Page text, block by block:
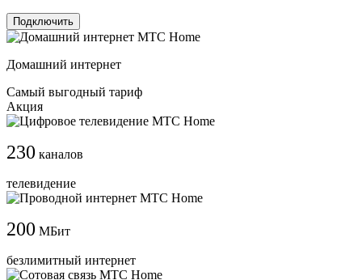
Подключить
Домашний интернет
Самый выгодный тариф
Акция
230 каналов
телевидение
200 МБит
безлимитный интернет